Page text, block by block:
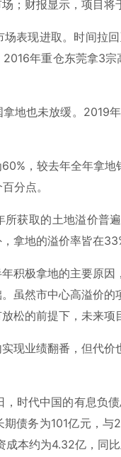
；财报显示，项目将
表现进取。时间拉
年重仓东莞拿3
地也未放缓。2019
，较去年全年拿
分点。
获取的土地溢价普
拿地的溢价率皆在
积极拿地的主要原因
虽然市中心高溢价
松的前提下，未来项
现业绩翻番，但代
时代中国的有息负
债务为101亿元，
本约为4.32亿，同比